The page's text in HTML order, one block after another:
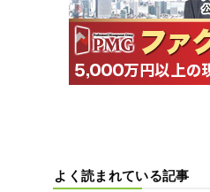
よく読まれている記事